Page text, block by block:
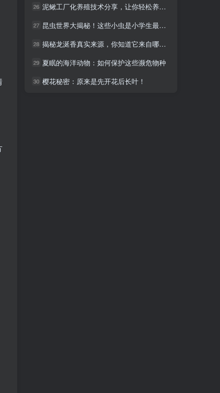
26 泥鳅工厂化养殖技术分享，让你轻松养殖高产泥鳅！
27 昆虫世界大揭秘！这些小虫是小学生最佳宠物
28 揭秘龙涎香真实来源，你知道它来自哪种鲸类吗？
29 夏眠的海洋动物：如何保护这些濒危物种
30 樱花秘密：原来是先开花后长叶！
26 泥鳅工厂化养殖技术分享，让你轻松养殖高产泥鳅！
27 昆虫世界大揭秘！这些小虫是小学生最佳宠物
28 揭秘龙涎香真实来源，你知道它来自哪种鲸类吗？
29 夏眠的海洋动物：如何保护这些濒危物种
30 樱花秘密：原来是先开花后长叶！